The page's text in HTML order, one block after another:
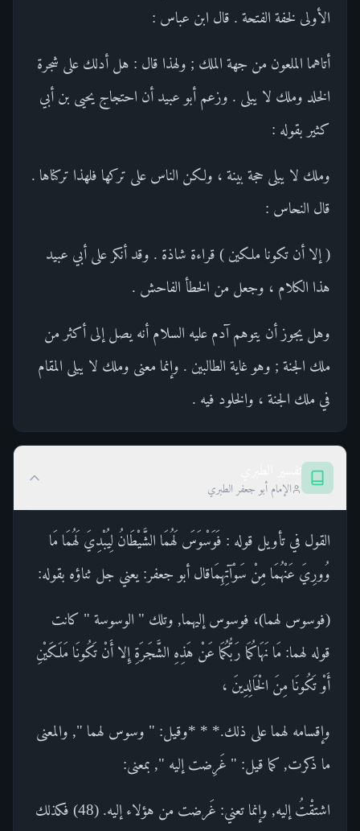
الأولى لخفة الفتحة . قال ابن عباس :
أتاهما الملعون من جهة الملك ; ولهذا قال : هل أدلك على شجرة
الخلد وملك لا يبلى . وزعم أبو عبيد أن احتجاج يحيى بن أبي
كثير بقوله :
وملك لا يبلى حجة بينة ، ولكن الناس على تركها فلهذا تركناها .
قال النحاس :
( إلا أن تكونا ملكين ) قراءة شاذة . وقد أنكر على أبي عبيد
هذا الكلام ، وجعل من الخطأ الفاحش .
وهل يجوز أن يتوهم آدم عليه السلام أنه يصل إلى أكثر من
ملك الجنة ; وهو غاية الطالبين . وإنما معنى وملك لا يبلى المقام
في ملك الجنة ، والخلود فيه .
الإمام أبو جعفر الطبري
القول في تأويل قوله : فَوَسْوَسَ لَهُمَا الشَّيْطَانُ لِيُبْدِيَ لَهُمَا مَا
وُورِيَ عَنْهُمَا مِنْ سَوْآتِهِمَاقال أبو جعفر: يعني جل ثناؤه بقوله:
(فوسوس لهما)، فوسوس إليهما, وتلك " الوسوسة " كانت
قوله لهما: مَا نَهَاكُمَا رَبُّكُمَا عَنْ هَذِهِ الشَّجَرَةِ إِلا أَنْ تَكُونَا مَلَكَيْنِ
أَوْ تَكُونَا مِنَ الْخَالِدِينَ ،
وإقسامه لهما على ذلك.* * *وقيل: " وسوس لهما ", والمعنى
ما ذكرت, كما قيل: " غَرِضت إليه ", بمعنى:
اشتقْتُ إليه, وإنما تعني: غَرضت من هؤلاء إليه. (48) فكذلك